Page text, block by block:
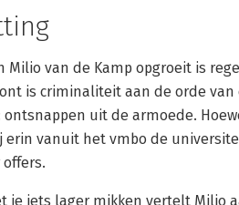
Milio van de Kamp opgroeit is
is criminaliteit aan de orde
uit de armoede.
erin vanuit het vmbo de
je iets lager mikken vertelt Milio